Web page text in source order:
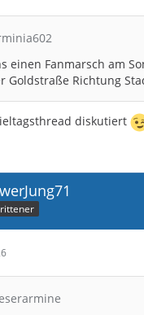
einen Fanmarsch am
Goldstraße Richtung
diskutiert